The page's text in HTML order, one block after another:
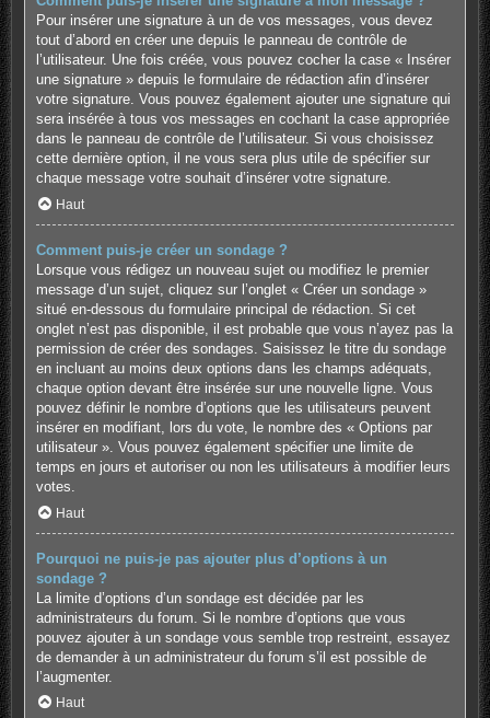
Pour insérer une signature à un de vos messages, vous devez
tout d’abord en créer une depuis le panneau de contrôle de
l’utilisateur. Une fois créée, vous pouvez cocher la case « Insérer
une signature » depuis le formulaire de rédaction afin d’insérer
votre signature. Vous pouvez également ajouter une signature qui
sera insérée à tous vos messages en cochant la case appropriée
dans le panneau de contrôle de l’utilisateur. Si vous choisissez
cette dernière option, il ne vous sera plus utile de spécifier sur
chaque message votre souhait d’insérer votre signature.
Haut
Comment puis-je créer un sondage ?
Lorsque vous rédigez un nouveau sujet ou modifiez le premier
message d’un sujet, cliquez sur l’onglet « Créer un sondage »
situé en-dessous du formulaire principal de rédaction. Si cet
onglet n’est pas disponible, il est probable que vous n’ayez pas la
permission de créer des sondages. Saisissez le titre du sondage
en incluant au moins deux options dans les champs adéquats,
chaque option devant être insérée sur une nouvelle ligne. Vous
pouvez définir le nombre d’options que les utilisateurs peuvent
insérer en modifiant, lors du vote, le nombre des « Options par
utilisateur ». Vous pouvez également spécifier une limite de
temps en jours et autoriser ou non les utilisateurs à modifier leurs
votes.
Haut
Pourquoi ne puis-je pas ajouter plus d’options à un
sondage ?
La limite d’options d’un sondage est décidée par les
administrateurs du forum. Si le nombre d’options que vous
pouvez ajouter à un sondage vous semble trop restreint, essayez
de demander à un administrateur du forum s’il est possible de
l’augmenter.
Haut